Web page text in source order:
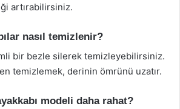
artırabilirsiniz.
nasıl temizlenir?
bir bezle silerek temizleyebilirsiniz.
temizlemek, derinin ömrünü uzatır.
modeli daha rahat?